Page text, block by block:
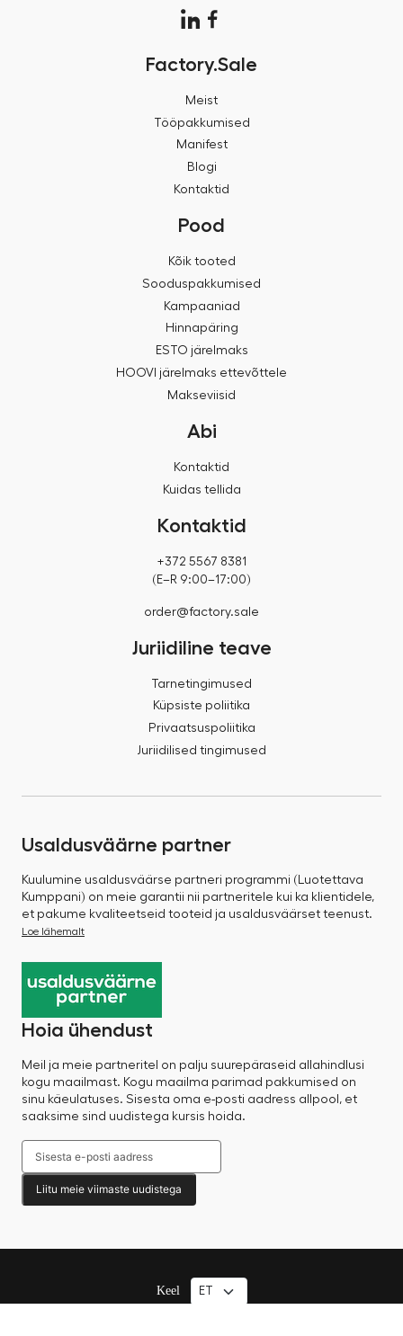
Factory.Sale
Meist
Tööpakkumised
Manifest
Blogi
Kontaktid
Pood
Kõik tooted
Sooduspakkumised
Kampaaniad
Hinnapäring
ESTO järelmaks
HOOVI järelmaks ettevõttele
Makseviisid
Abi
Kontaktid
Kuidas tellida
Kontaktid
+372 5567 8381
(E–R 9:00–17:00)
order@factory.sale
Juriidiline teave
Tarnetingimused
Küpsiste poliitika
Privaatsuspoliitika
Juriidilised tingimused
Usaldusväärne partner
Kuulumine usaldusväärse partneri programmi (Luotettava
Kumppani) on meie garantii nii partneritele kui ka klientidele,
et pakume kvaliteetseid tooteid ja usaldusväärset teenust.
Loe lähemalt
Hoia ühendust
Meil ja meie partneritel on palju suurepäraseid allahindlusi
kogu maailmast. Kogu maailma parimad pakkumised on
sinu käeulatuses. Sisesta oma e-posti aadress allpool, et
saaksime sind uudistega kursis hoida.
Liitu meie viimaste uudistega
Keel